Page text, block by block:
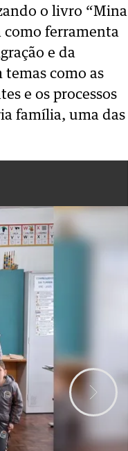
o livro “Mina
como ferramenta
e da
temas como as
e os processos
família, uma das